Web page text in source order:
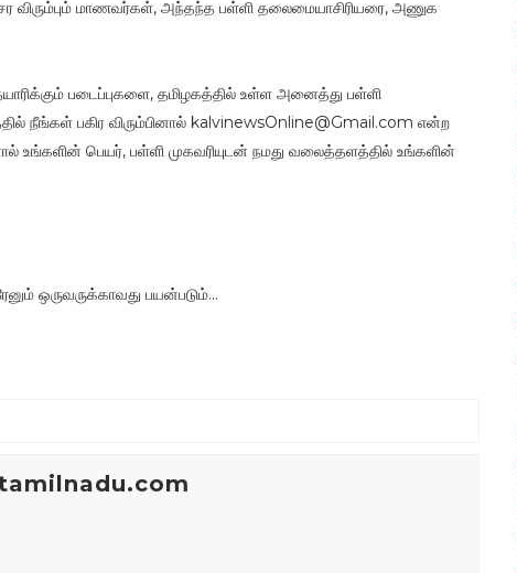
விரும்பும் மாணவர்கள், அந்தந்த பள்ளி தலைமையாசிரியரை, அணுக
படைப்புகளை, தமிழகத்தில் உள்ள அனைத்து பள்ளி
நீங்கள் பகிர விரும்பினால் kalvinewsOnline@Gmail.com என்ற
உங்களின் பெயர், பள்ளி முகவரியுடன் நமது வலைத்தளத்தில் உங்களின்
ஒருவருக்காவது பயன்படும்...